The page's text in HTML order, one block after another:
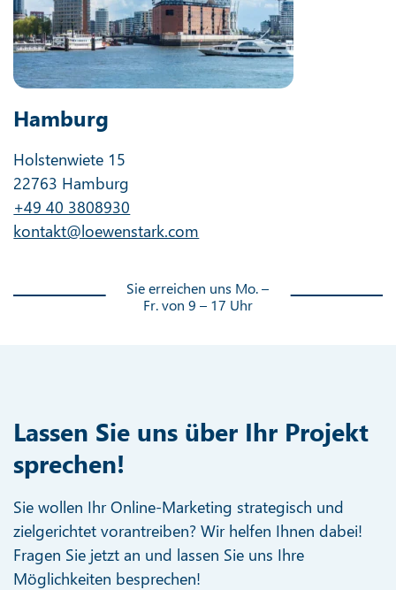
Hamburg
Holstenwiete 15
22763 Hamburg
+49 40 3808930
kontakt@loewenstark.com
Sie erreichen uns Mo. –
Fr. von 9 – 17 Uhr
Lassen Sie uns über Ihr Projekt
sprechen!
Sie wollen Ihr Online-Marketing strategisch und
zielgerichtet vorantreiben? Wir helfen Ihnen dabei!
Fragen Sie jetzt an und lassen Sie uns Ihre
Möglichkeiten besprechen!